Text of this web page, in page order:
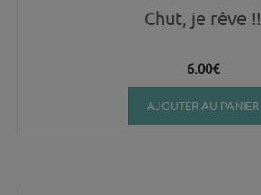
Chut, je rêve !!
6.00€
AJOUTER AU PANIER